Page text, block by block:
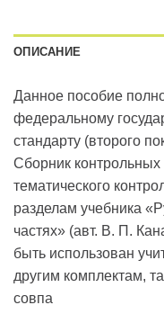
ОПИСАНИЕ
Данное пособие
федеральному
стандарту (второго
Сборник
тематического
разделам учебника
частях» (авт. В. П.
быть использован
другим комплектам,
совпа